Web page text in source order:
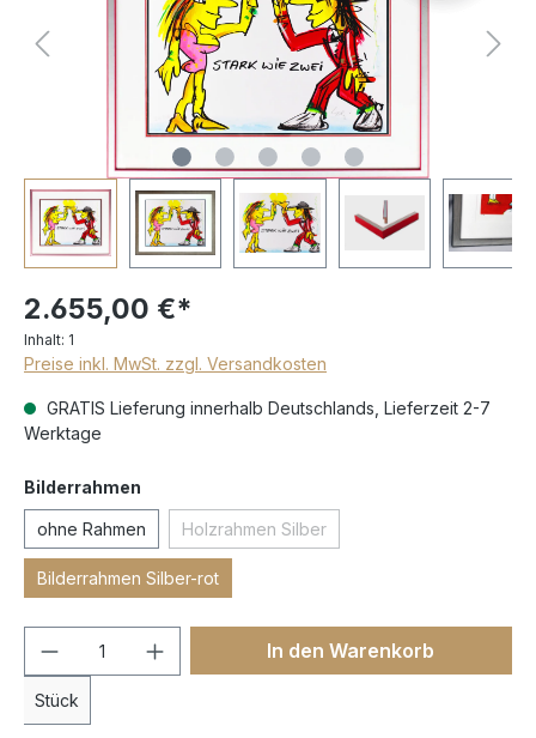
2.655,00 €*
Inhalt: 1
Preise inkl. MwSt. zzgl. Versandkosten
GRATIS Lieferung innerhalb Deutschlands, Lieferzeit 2-7
Werktage
Bilderrahmen
ohne Rahmen Holzrahmen Silber
Bilderrahmen Silber-rot
Stück
In den Warenkorb